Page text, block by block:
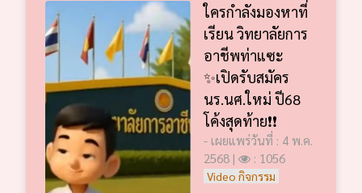
ใครกำลังมองหาที่
เรียน วิทยาลัยการ
อาชีพท่าแซะ
✨เปิดรับสมัคร
นร.นศ.ใหม่ ปี68
โค้งสุดท้าย❗️❗️
- เผยแพร่วันที่ : 4 พ.ค.
2568 |
: 1056
Video กิจกรรม